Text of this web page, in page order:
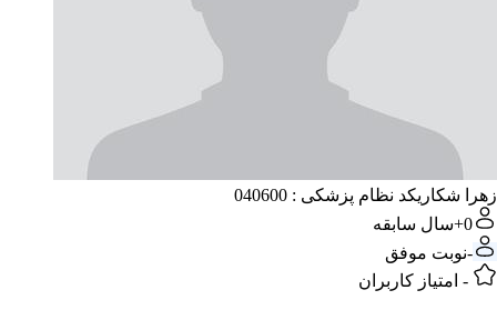
زهرا شکاریکد نظام پزشکی : 040600
0+ سال سابقه
-نوبت موفق
- امتیاز کاربران